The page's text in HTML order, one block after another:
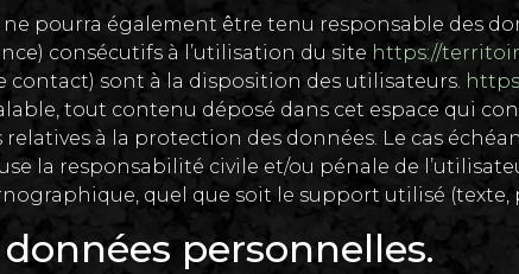
ne pourra également être tenu responsable des
consécutifs à l’utilisation du site https://
contact) sont à la disposition des utilisateurs.
tout contenu déposé dans cet espace qui
à la protection des données. Le cas
la responsabilité civile et/ou pénale de
quel que soit le support utilisé (texte,
personnelles.